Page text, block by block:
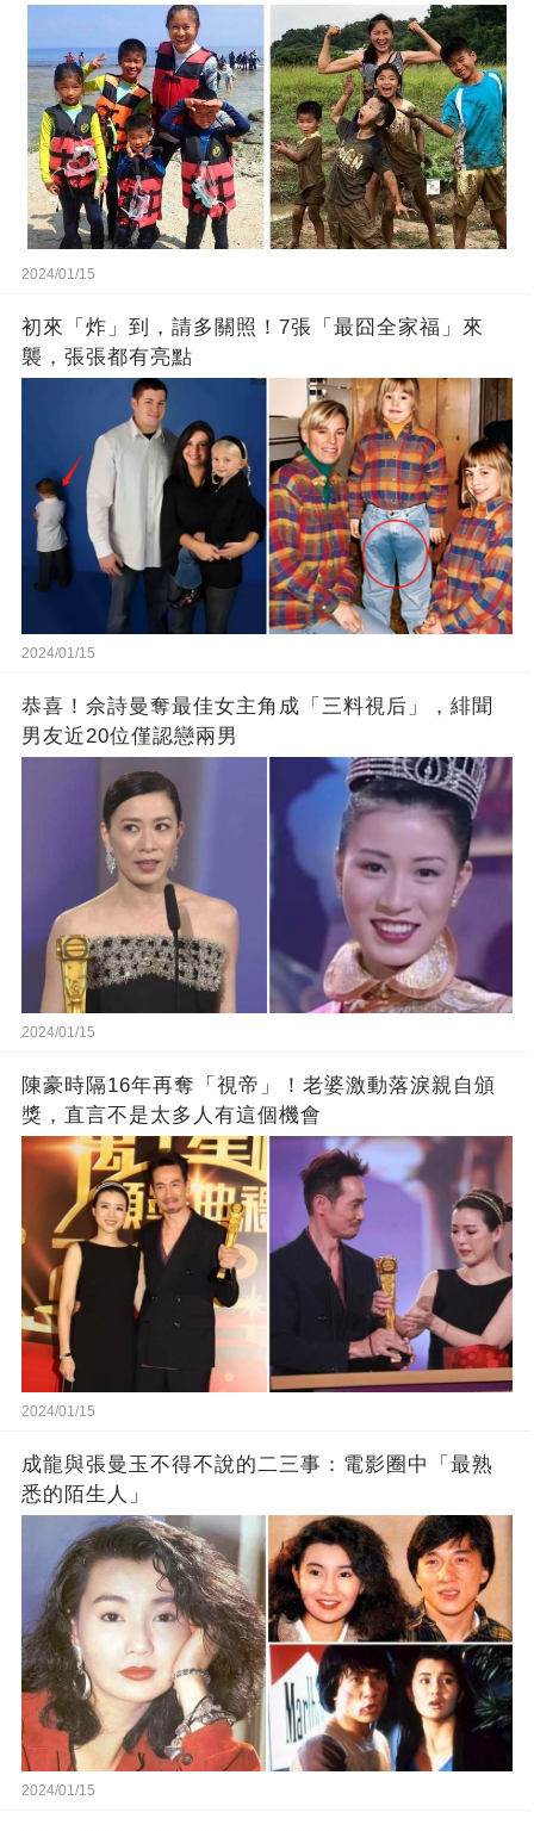
2024/01/15
初來「炸」到，請多關照！7張「最囧全家福」來
襲，張張都有亮點
2024/01/15
恭喜！佘詩曼奪最佳女主角成「三料視后」，緋聞
男友近20位僅認戀兩男
2024/01/15
陳豪時隔16年再奪「視帝」！老婆激動落淚親自頒
獎，直言不是太多人有這個機會
2024/01/15
成龍與張曼玉不得不說的二三事：電影圈中「最熟
悉的陌生人」
2024/01/15